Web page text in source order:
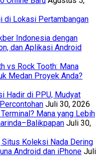
di Lokasi Pertambangan
Indonesia dengan
dan Aplikasi Android
vs Rock Tooth: Mana
Medan Proyek Anda?
Hadir di PPU, Mudyat
Juli 30, 2026
Mana yang Lebih
Juli 30,
Koleksi Nada Dering
Android dan iPhone Juli